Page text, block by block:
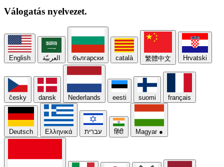
Válogatás nyelvezet.
English العربيّة български català 繁體中文 Hrvatski
česky dansk Nederlands eesti suomi français
Deutsch Ελληνικά עברית हिंदी Magyar ●